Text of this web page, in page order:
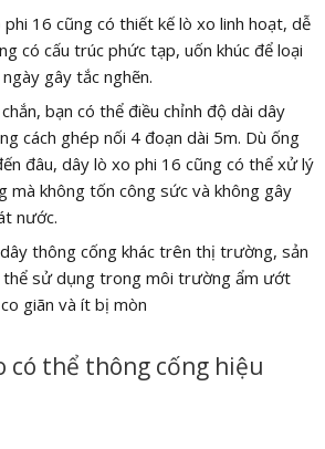
16 cũng có thiết kế lò xo linh hoạt, dễ
có cấu trúc phức tạp, uốn khúc để loại
gây tắc nghẽn.
bạn có thể điều chỉnh độ dài dây
cách ghép nối 4 đoạn dài 5m. Dù ống
đâu, dây lò xo phi 16 cũng có thể xử lý
mà không tốn công sức và không gây
nước.
thông cống khác trên thị trường, sản
thể sử dụng trong môi trường ẩm ướt
giãn và ít bị mòn
có thể thông cống hiệu